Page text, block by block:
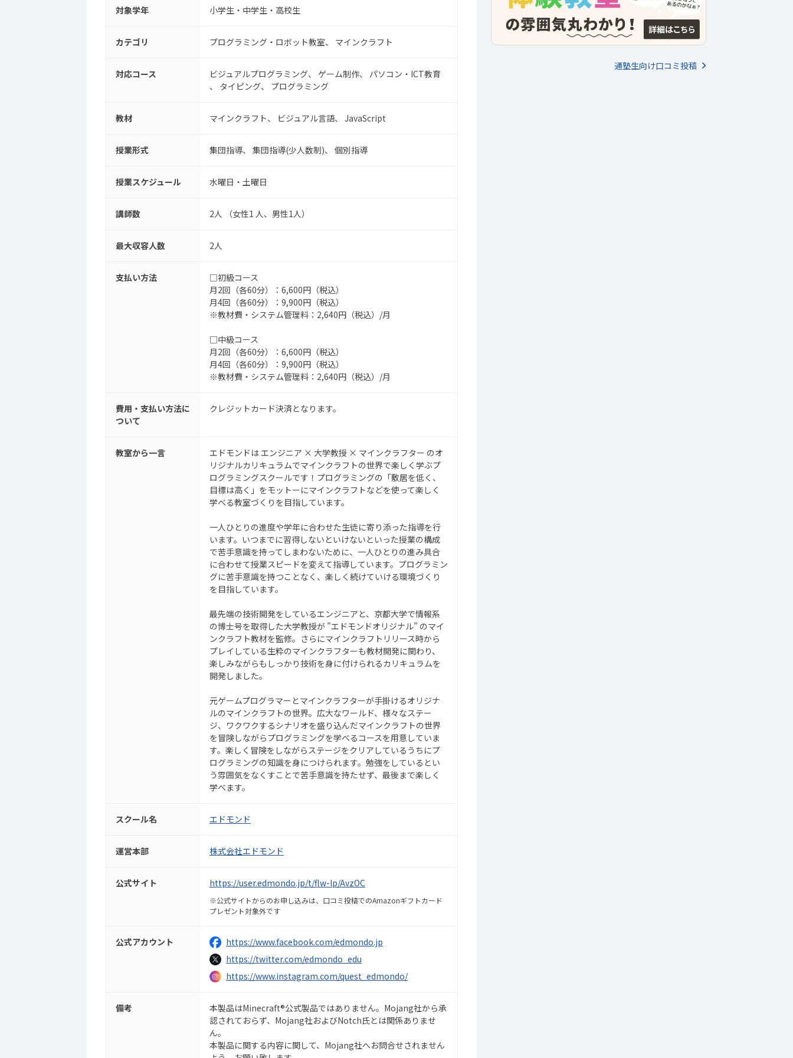
対象学年 小学生・中学生・高校生
カテゴリ プログラミング・ロボット教室 マインクラフト
対応コース ビジュアルプログラミング ゲーム制作
パソコン・ICT教育
タイピング
プログラミング
教材 マインクラフト ビジュアル言語 JavaScript
授業形式 集団指導 集団指導(少人数制) 個別指導
授業スケジュール 水曜日・土曜日
講師数 2人 （女性1 人、男性1人）
最大収容人数 2人
支払い方法
□初級コース
月2回（各60分）：6,600円（税込）
月4回（各60分）：9,900円（税込）
※教材費・システム管理料：2,640円（税込）/月
□中級コース
月2回（各60分）：6,600円（税込）
月4回（各60分）：9,900円（税込）
※教材費・システム管理料：2,640円（税込）/月
費用・支払い方法に
ついて
クレジットカード決済となります。
教室から一言
エドモンドは エンジニア × 大学教授 × マインクラフター のオ
リジナルカリキュラムでマインクラフトの世界で楽しく学ぶプ
ログラミングスクールです！プログラミングの「敷居を低く、
目標は高く」をモットーにマインクラフトなどを使って楽しく
学べる教室づくりを目指しています。
一人ひとりの進度や学年に合わせた生徒に寄り添った指導を行
います。いつまでに習得しないといけないといった授業の構成
で苦手意識を持ってしまわないために、一人ひとりの進み具合
に合わせて授業スピードを変えて指導しています。プログラミン
グに苦手意識を持つことなく、楽しく続けていける環境づくり
を目指しています。
最先端の技術開発をしているエンジニアと、京都大学で情報系
の博士号を取得した大学教授が ”エドモンドオリジナル” のマイ
ンクラフト教材を監修。さらにマインクラフトリリース時から
プレイしている生粋のマインクラフターも教材開発に関わり、
楽しみながらもしっかり技術を身に付けられるカリキュラムを
開発しました。
元ゲームプログラマーとマインクラフターが手掛けるオリジナ
ルのマインクラフトの世界。広大なワールド、様々なステー
ジ、ワクワクするシナリオを盛り込んだマインクラフトの世界
を冒険しながらプログラミングを学べるコースを用意していま
す。楽しく冒険をしながらステージをクリアしているうちにプ
ログラミングの知識を身につけられます。勉強をしているとい
う雰囲気をなくすことで苦手意識を持たせず、最後まで楽しく
学べます。
スクール名 エドモンド
運営本部 株式会社エドモンド
公式サイト https://user.edmondo.jp/t/flw-lp/AvzOC
※公式サイトからのお申し込みは、口コミ投稿でのAmazonギフトカード
プレゼント対象外です
公式アカウント
https://www.facebook.com/edmondo.jp
https://twitter.com/edmondo_edu
https://www.instagram.com/quest_edmondo/
備考
本製品はMinecraft®公式製品ではありません。Mojang社から承
認されておらず、Mojang社およびNotch氏とは関係ありませ
ん。
本製品に関する内容に関して、Mojang社へお問合せされません
通塾生向け口コミ投稿